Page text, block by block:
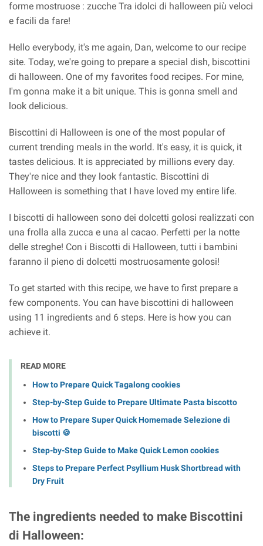
forme mostruose : zucche Tra idolci di halloween più veloci
e facili da fare!
Hello everybody, it's me again, Dan, welcome to our recipe
site. Today, we're going to prepare a special dish, biscottini
di halloween. One of my favorites food recipes. For mine,
I'm gonna make it a bit unique. This is gonna smell and
look delicious.
Biscottini di Halloween is one of the most popular of
current trending meals in the world. It's easy, it is quick, it
tastes delicious. It is appreciated by millions every day.
They're nice and they look fantastic. Biscottini di
Halloween is something that I have loved my entire life.
I biscotti di halloween sono dei dolcetti golosi realizzati con
una frolla alla zucca e una al cacao. Perfetti per la notte
delle streghe! Con i Biscotti di Halloween, tutti i bambini
faranno il pieno di dolcetti mostruosamente golosi!
To get started with this recipe, we have to first prepare a
few components. You can have biscottini di halloween
using 11 ingredients and 6 steps. Here is how you can
achieve it.
READ MORE
How to Prepare Quick Tagalong cookies
Step-by-Step Guide to Prepare Ultimate Pasta biscotto
How to Prepare Super Quick Homemade Selezione di
biscotti 🍪
Step-by-Step Guide to Make Quick Lemon cookies
Steps to Prepare Perfect Psyllium Husk Shortbread with
Dry Fruit
The ingredients needed to make Biscottini
di Halloween: